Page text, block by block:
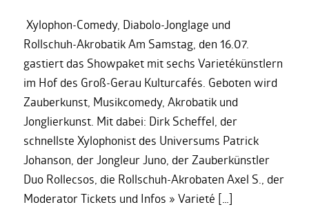
Xylophon-Comedy, Diabolo-Jonglage und
Rollschuh-Akrobatik Am Samstag, den 16.07.
gastiert das Showpaket mit sechs Varietékünstlern
im Hof des Groß-Gerau Kulturcafés. Geboten wird
Zauberkunst, Musikcomedy, Akrobatik und
Jonglierkunst. Mit dabei: Dirk Scheffel, der
schnellste Xylophonist des Universums Patrick
Johanson, der Jongleur Juno, der Zauberkünstler
Duo Rollecsos, die Rollschuh-Akrobaten Axel S., der
Moderator Tickets und Infos » Varieté […]